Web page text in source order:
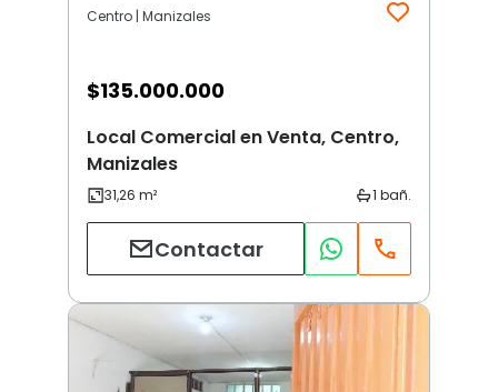
Centro | Manizales
$135.000.000
Local Comercial en Venta, Centro,
Manizales
Contactar